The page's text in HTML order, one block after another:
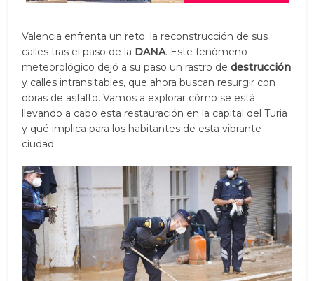
Valencia enfrenta un reto: la reconstrucción de sus
calles tras el paso de la DANA. Este fenómeno
meteorológico dejó a su paso un rastro dedestrucción
y calles intransitables, que ahora buscan resurgir con
obras de asfalto. Vamos a explorar cómo se está
llevando a cabo esta restauración en la capital del Turia
y qué implica para los habitantes de esta vibrante
ciudad.